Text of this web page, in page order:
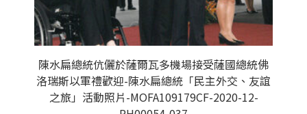
陳水扁總統伉儷於薩爾瓦多機場接受薩國總統佛
洛瑞斯以軍禮歡迎-陳水扁總統「民主外交、友誼
之旅」活動照片-MOFA109179CF-2020-12-